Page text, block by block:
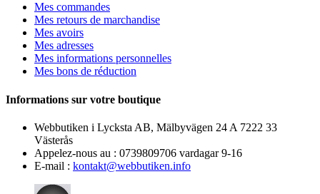
Mes commandes
Mes retours de marchandise
Mes avoirs
Mes adresses
Mes informations personnelles
Mes bons de réduction
Informations sur votre boutique
Webbutiken i Lycksta AB, Mälbyvägen 24 A 7222 33
Västerås
Appelez-nous au : 0739809706 vardagar 9-16
E-mail : kontakt@webbutiken.info